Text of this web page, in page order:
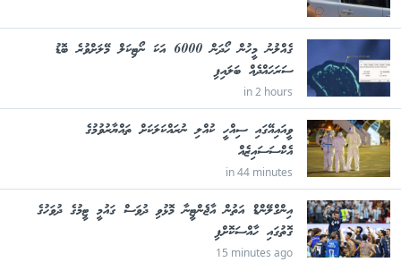
ގެއްލުނު މީހުން ހޯދަން 6000 އަކަ ނޯޓިކަލް މޭލަށްވުރެ ބޮޑު
ސަރަހައްދެއް ބަލައިފި
in 2 hours
ވީއައިއޭގައި ސިއްހީ ކުއްލި ނުރައްކަލަކަށް ތައްޔާރުވުމުގެ
އެކްސަސައިޒެއް
in 44 minutes
އިންގްލޭންޑް އަތުން އާޖެންޓީނާ މޮޅުވި ދުވަސް ގައުމީ ޓީމުގެ ދުވަހުގެ
ގޮތުގައި ހާއްސަކޮށްފި
15 minutes ago